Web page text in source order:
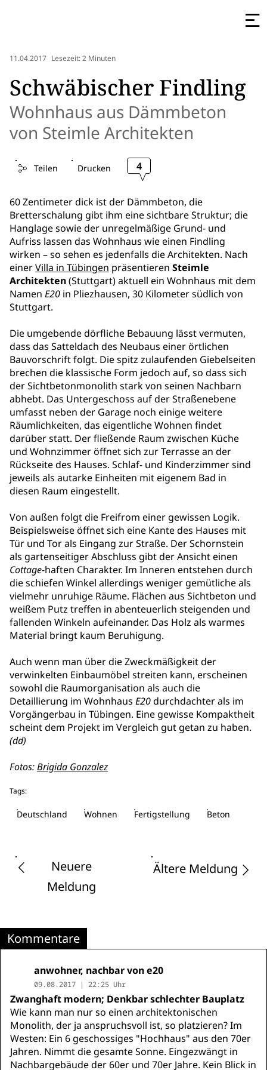
11.04.2017 Lesezeit: 2 Minuten
Schwäbischer Findling
Wohnhaus aus Dämmbeton
von Steimle Architekten
Teilen Drucken 4
60 Zentimeter dick ist der Dämmbeton, die
Bretterschalung gibt ihm eine sichtbare Struktur; die
Hanglage sowie der unregelmäßige Grund- und
Aufriss lassen das Wohnhaus wie einen Findling
wirken – so sehen es jedenfalls die Architekten. Nach
einerVilla in Tübingen präsentieren Steimle
Architekten(Stuttgart) aktuell ein Wohnhaus mit dem
Namen E20 in Pliezhausen, 30 Kilometer südlich von
Stuttgart.
Die umgebende dörfliche Bebauung lässt vermuten,
dass das Satteldach des Neubaus einer örtlichen
Bauvorschrift folgt. Die spitz zulaufenden Giebelseiten
brechen die klassische Form jedoch auf, so dass sich
der Sichtbetonmonolith stark von seinen Nachbarn
abhebt. Das Untergeschoss auf der Straßenebene
umfasst neben der Garage noch einige weitere
Räumlichkeiten, das eigentliche Wohnen findet
darüber statt. Der fließende Raum zwischen Küche
und Wohnzimmer öffnet sich zur Terrasse an der
Rückseite des Hauses. Schlaf- und Kinderzimmer sind
jeweils als autarke Einheiten mit eigenem Bad in
diesen Raum eingestellt.
Von außen folgt die Freifrom einer gewissen Logik.
Beispielsweise öffnet sich eine Kante des Hauses mit
Tür und Tor als Eingang zur Straße. Der Schornstein
als gartenseitiger Abschluss gibt der Ansicht einen
Cottage-haften Charakter. Im Inneren entstehen durch
die schiefen Winkel allerdings weniger gemütliche als
vielmehr unruhige Räume. Flächen aus Sichtbeton und
weißem Putz treffen in abenteuerlich steigenden und
fallenden Winkeln aufeinander. Das Holz als warmes
Material bringt kaum Beruhigung.
Auch wenn man über die Zweckmäßigkeit der
verwinkelten Einbaumöbel streiten kann, erscheinen
sowohl die Raumorganisation als auch die
Detaillierung im Wohnhaus E20durchdachter als im
Vorgängerbau in Tübingen. Eine gewisse Kompaktheit
scheint dem Projekt im Vergleich gut getan zu haben.
(dd)
Fotos:Brigida Gonzalez
Tags:
Deutschland Wohnen Fertigstellung Beton
Neuere
Meldung
Ältere Meldung
Kommentare
anwohner, nachbar von e20
09.08.2017 | 22:25 Uhr
Zwanghaft modern; Denkbar schlechter Bauplatz
Wie kann man nur so einen architektonischen
Monolith, der ja anspruchsvoll ist, so platzieren? Im
Westen: Ein 6 geschossiges "Hochhaus" aus den 70er
Jahren. Nimmt die gesamte Sonne. Eingezwängt in
Nachbargebäude der 60er und 70er Jahre. Kein Blick in